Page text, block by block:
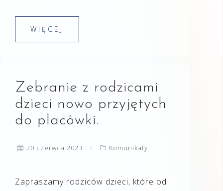
WIĘCEJ
Zebranie z rodzicami
dzieci nowo przyjętych
do placówki.
20 czerwca 2023 Komunikaty
Zapraszamy rodziców dzieci, które od